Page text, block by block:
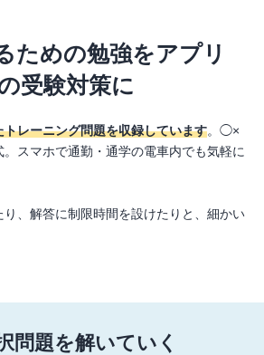
ための勉強をアプリ
受験対策に
レーニング問題を収録しています。◯×
スマホで通勤・通学の電車内でも気軽に
り、解答に制限時間を設けたりと、細かい
題を解いていく